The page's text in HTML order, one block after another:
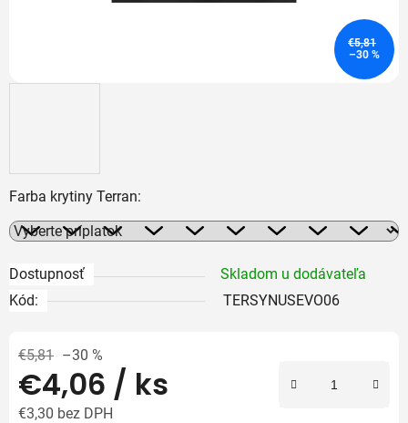
Farba krytiny Terran:
Dostupnosť
Skladom u dodávateľa
Kód:
TERSYNUSEVO06
€5,81 –30 %
€4,06 / ks
€3,30 bez DPH
€5,81
–30 %